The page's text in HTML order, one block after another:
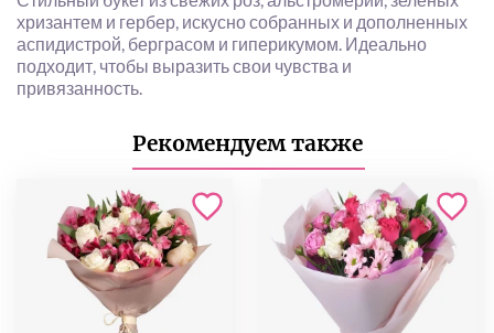
хризантем и гербер, искусно собранных и дополненных
аспидистрой, берграсом и гиперикумом. Идеально
подходит, чтобы выразить свои чувства и
привязанность.
Рекомендуем также